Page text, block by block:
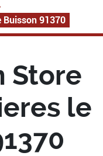
Buisson 91370
Store
le